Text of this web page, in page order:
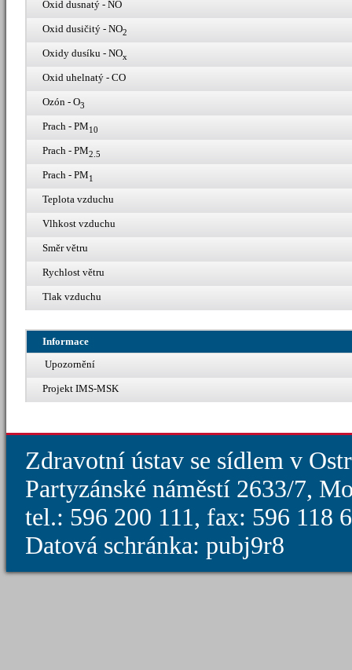
Oxid dusnatý - NO
Oxid dusičitý - NO2
Oxidy dusíku - NOx
Oxid uhelnatý - CO
Ozón - O3
Prach - PM10
Prach - PM2.5
Prach - PM1
Teplota vzduchu
Vlhkost vzduchu
Směr větru
Rychlost větru
Tlak vzduchu
Informace
Upozornění
Projekt IMS-MSK
Zdravotní ústav se sídlem v
Partyzánské náměstí 2633/7,
tel.: 596 200 111, fax: 596 118
Datová schránka: pubj9r8